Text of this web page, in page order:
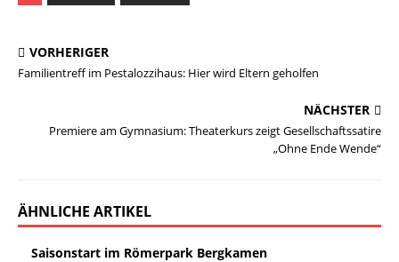
VORHERIGER
Familientreff im Pestalozzihaus: Hier wird Eltern geholfen
NÄCHSTER
Premiere am Gymnasium: Theaterkurs zeigt Gesellschaftssatire
„Ohne Ende Wende“
ÄHNLICHE ARTIKEL
Saisonstart im Römerpark Bergkamen